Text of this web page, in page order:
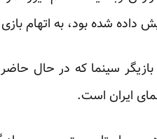
داده شده بود، به اتهام
بازیگر سینما که در حال
ایران است.